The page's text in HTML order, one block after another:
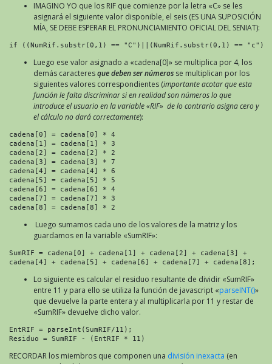
IMAGINO YO que los RIF que comienze por la letra «C» se les
asignará el siguiente valor disponible, el seis (ES UNA SUPOSICIÓN
MÍA, SE DEBE ESPERAR EL PRONUNCIAMIENTO OFICIAL DEL SENIAT):
if ((NumRif.substr(0,1) == "C")||(NumRif.substr(0,1) == "c"))
Luego ese valor asignado a «cadena[0]» se multiplica por 4, los
demás caracteresque deben ser números se multiplican por los
siguientes valores correspondientes (importante acotar que esta
función le falta discriminar si en realidad son números lo que
introduce el usuario en la variable «RIF» de lo contrario asigna cero y
el cálculo no dará correctamente):
cadena[0] = cadena[0] * 4
cadena[1] = cadena[1] * 3
cadena[2] = cadena[2] * 2
cadena[3] = cadena[3] * 7
cadena[4] = cadena[4] * 6
cadena[5] = cadena[5] * 5
cadena[6] = cadena[6] * 4
cadena[7] = cadena[7] * 3
cadena[8] = cadena[8] * 2
Luego sumamos cada uno de los valores de la matriz y los
guardamos en la variable «SumRIF»:
SumRIF = cadena[0] + cadena[1] + cadena[2] + cadena[3] +
cadena[4] + cadena[5] + cadena[6] + cadena[7] + cadena[8];
Lo siguiente es calcular el residuo resultante de dividir «SumRIF»
entre 11 y para ello se utiliza la función de javascript «parseINT()»
que devuelve la parte entera y al multiplicarla por 11 y restar de
«SumRIF» devuelve dicho valor.
EntRIF = parseInt(SumRIF/11);
RECORDAR los miembros que componen una división inexacta (en